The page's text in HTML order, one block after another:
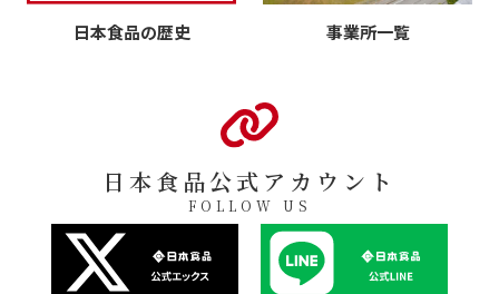
日本食品の歴史 事業所一覧
日本食品公式アカウント
FOLLOW US